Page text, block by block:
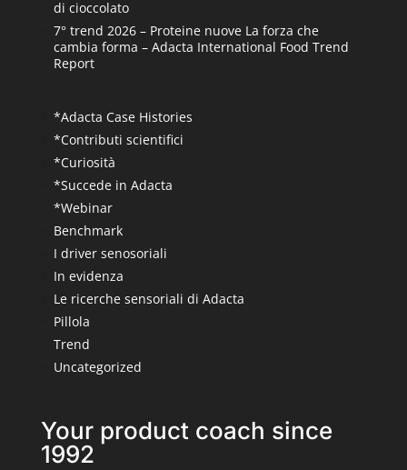
di cioccolato
7° trend 2026 – Proteine nuove La forza che
cambia forma – Adacta International Food Trend
Report
*Adacta Case Histories
*Contributi scientifici
*Curiosità
*Succede in Adacta
*Webinar
Benchmark
I driver senosoriali
In evidenza
Le ricerche sensoriali di Adacta
Pillola
Trend
Uncategorized
Your product coach since
1992